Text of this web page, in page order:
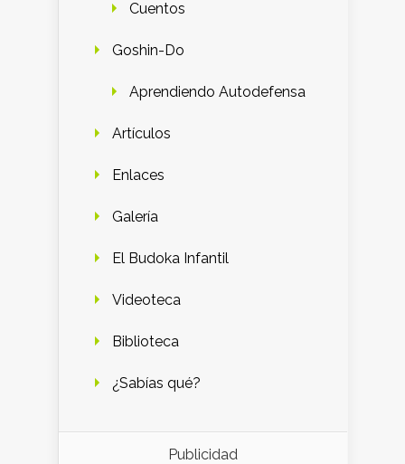
Cuentos
Goshin-Do
Aprendiendo Autodefensa
Artículos
Enlaces
Galería
El Budoka Infantil
Videoteca
Biblioteca
¿Sabías qué?
Publicidad